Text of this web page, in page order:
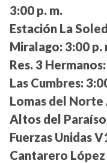
3:00 p. m.
Estación La
Miralago: 3:00 p.
Res. 3 Hermanos:
Las Cumbres:
Lomas del
Altos del
Fuerzas Unidas
Cantarero López